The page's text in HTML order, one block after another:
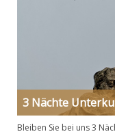
3 Nächte
Bleiben Sie bei uns 3